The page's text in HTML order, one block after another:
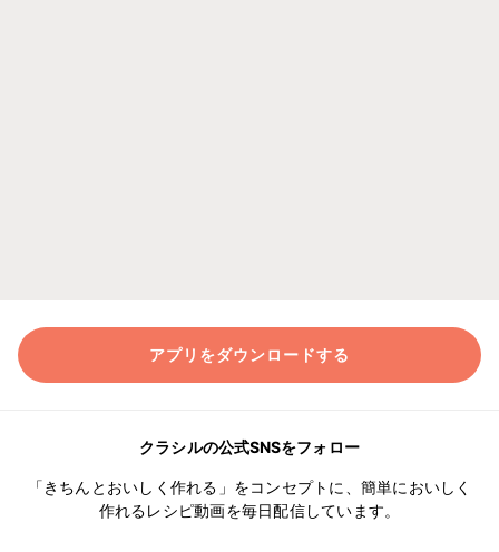
アプリをダウンロードする
クラシルの公式SNSをフォロー
「きちんとおいしく作れる」をコンセプトに、簡単においしく
作れるレシピ動画を毎日配信しています。